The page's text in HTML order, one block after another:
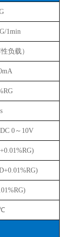
1min
负载）
0～10V